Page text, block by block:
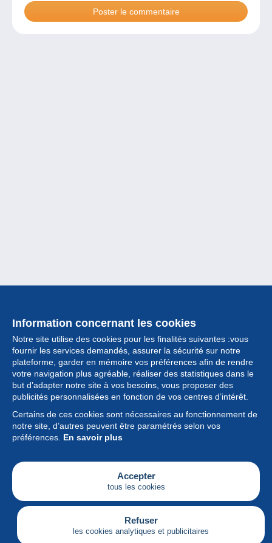
Information concernant les cookies
Notre site utilise des cookies pour les finalités suivantes :vous
fournir les services demandés, assurer la sécurité sur notre
plateforme, garder en mémoire vos préférences afin de rendre
votre navigation plus agréable, réaliser des statistiques dans le
but d’adapter notre site à vos besoins, vous proposer des
publicités personnalisées en fonction de vos centres d’intérêt.
Certains de ces cookies sont nécessaires au fonctionnement de
notre site, d’autres peuvent être paramétrés selon vos
préférences. En savoir plus
Accepter
tous les cookies
Refuser
les cookies analytiques et publicitaires
Collection
Actualités
Fonctionnalités
Société
Services
Articles